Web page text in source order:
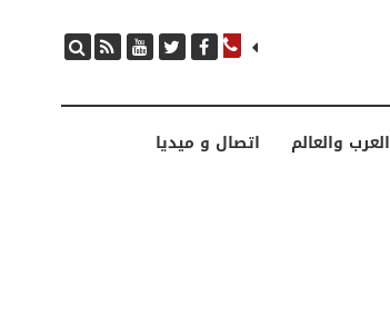
العرب والعالم اتصال و ميديا